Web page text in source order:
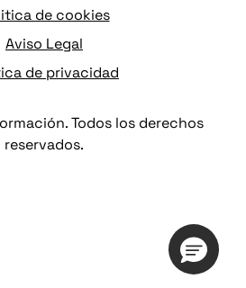
de cookies
Aviso Legal
de privacidad
Todos los derechos
reservados.